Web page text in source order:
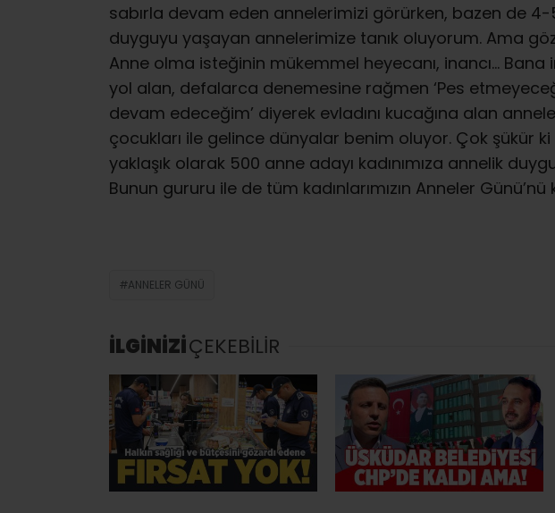
sabırla devam eden annelerimizi görürken, bazen de
duyguyu yaşayan annelerimize tanık oluyorum. Ama
Anne olma isteğinin mükemmel heyecanı, inancı…
yol alan, defalarca denemesine rağmen ‘Pes
devam edeceğim’ diyerek evladını kucağına alan
çocukları ile gelince dünyalar benim oluyor. Çok şükür ki
yaklaşık olarak 500 anne adayı kadınımıza annelik
Bunun gururu ile de tüm kadınlarımızın Anneler
ANNELER GÜNÜ
İLGİNİZİÇEKEBİLİR